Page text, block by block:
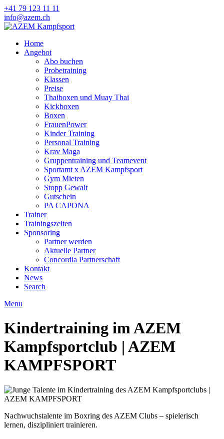
+41 79 123 11 11
info@azem.ch
Home
Angebot
Abo buchen
Probetraining
Klassen
Preise
Thaiboxen und Muay Thai
Kickboxen
Boxen
FrauenPower
Kinder Training
Personal Training
Krav Maga
Gruppentraining und Teamevent
Sportamt x AZEM Kampfsport
Gym Mieten
Stopp Gewalt
Gutschein
PA CAPONA
Trainer
Trainingszeiten
Sponsoring
Partner werden
Aktuelle Partner
Concordia Partnerschaft
Kontakt
News
Search
Menu
Kindertraining im AZEM
Kampfsportclub | AZEM
KAMPFSPORT
Nachwuchstalente im Boxring des AZEM Clubs – spielerisch
lernen, diszipliniert trainieren.